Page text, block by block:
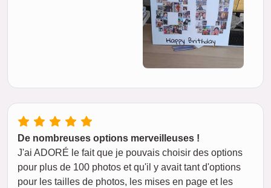
De nombreuses options merveilleuses !
J'ai ADORÉ le fait que je pouvais choisir des options
pour plus de 100 photos et qu'il y avait tant d'options
pour les tailles de photos, les mises en page et les